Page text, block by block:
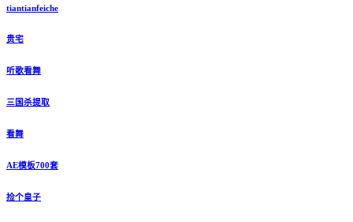
tiantianfeiche
贵宅
听歌看舞
三国杀提取
看舞
AE模板700套
捡个皇子